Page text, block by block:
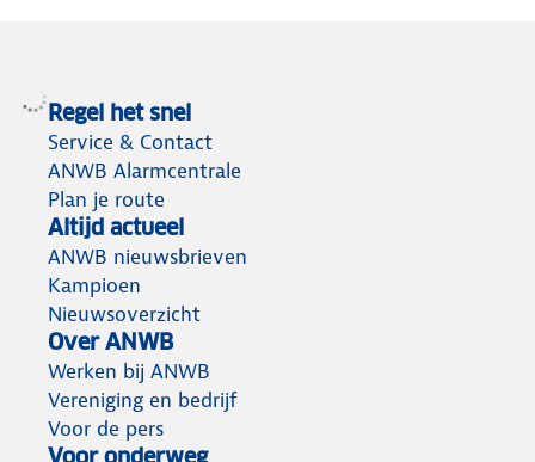
Regel het snel
Service & Contact
ANWB Alarmcentrale
Plan je route
Altijd actueel
ANWB nieuwsbrieven
Kampioen
Nieuwsoverzicht
Over ANWB
Werken bij ANWB
Vereniging en bedrijf
Voor de pers